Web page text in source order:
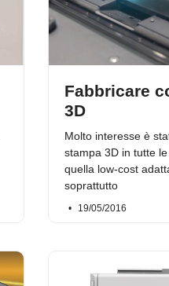
Fabbricare
3D
Molto interesse è
stampa 3D in tutte
quella low-cost
soprattutto
19/05/2016